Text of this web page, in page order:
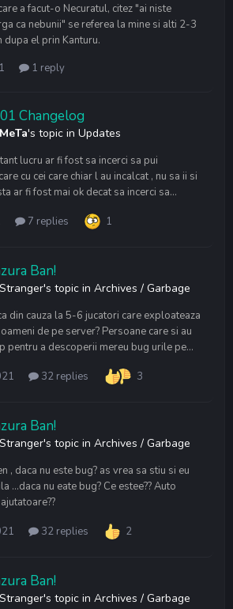
a facut-o Necuratul, citez "ai niste
ca nebunii" se referea la mine si alti 2-3
el prin Kanturu.
1 reply
Changelog
MeTa's topic in Updates
lucru ar fi fost sa incerci sa pui
cu cei care chiar l au incalcat , nu sa ii si
ar fi fost mai ok decat sa incerci sa...
7 replies 1
Ban!
Stranger's topic in Archives / Garbage
din cauza la 5-6 jucatori care exploateaza
de pe server? Persoane care si au
pentru a descoperii mereu bug urile pe...
32 replies 3
Ban!
Stranger's topic in Archives / Garbage
, daca nu este bug? as vrea sa stiu si eu
…daca nu eate bug? Ce estee?? Auto
32 replies 2
Ban!
Stranger's topic in Archives / Garbage